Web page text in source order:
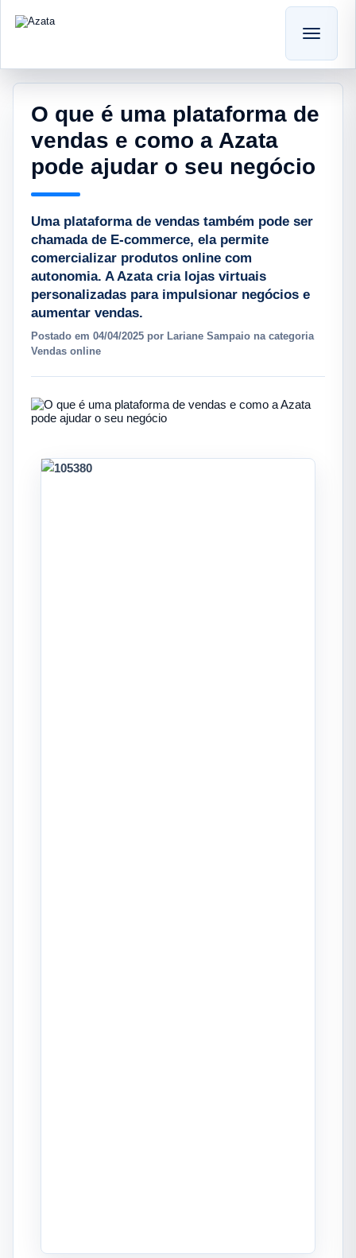
O que é uma plataforma de
vendas e como a Azata
pode ajudar o seu negócio
Uma plataforma de vendas também pode ser
chamada de E-commerce, ela permite
comercializar produtos online com
autonomia. A Azata cria lojas virtuais
personalizadas para impulsionar negócios e
aumentar vendas.
Postado em 04/04/2025 por Lariane Sampaio na categoria
Vendas online